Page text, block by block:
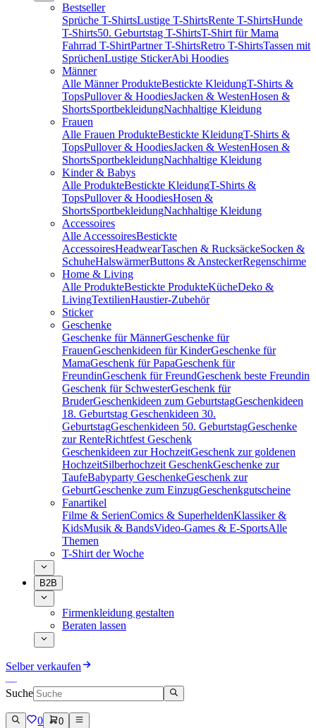
Bestseller
Sprüche T-ShirtsLustige T-ShirtsRente T-ShirtsHunde
T-Shirts50. Geburtstag T-ShirtsT-Shirt für Mama
Fahrrad T-ShirtPartner T-ShirtsRetro T-ShirtsTassen mit
SprüchenLustige StickerAbi Hoodies
Männer
Alle Männer ProdukteBestickte KleidungT-Shirts &
TopsPullover & HoodiesJacken & WestenHosen &
ShortsSportbekleidungNachhaltige Kleidung
Frauen
Alle Frauen ProdukteBestickte KleidungT-Shirts &
TopsPullover & HoodiesJacken & WestenHosen &
ShortsSportbekleidungNachhaltige Kleidung
Kinder & Babys
Alle ProdukteBestickte KleidungT-Shirts &
TopsPullover & HoodiesHosen &
ShortsSportbekleidungNachhaltige Kleidung
Accessoires
Alle AccessoiresBestickte
AccessoiresHeadwearTaschen & RucksäckeSocken &
SchuheHalswärmerButtons & AnsteckerRegenschirme
Home & Living
Alle ProdukteBestickte ProdukteKücheDeko &
LivingTextilienHaustier-Zubehör
Sticker
Geschenke
Geschenke für MännerGeschenke für
FrauenGeschenkideen für KinderGeschenke für
MamaGeschenk für PapaGeschenk für
FreundinGeschenk für FreundGeschenk beste Freundin
Geschenk für SchwesterGeschenk für
BruderGeschenkideen zum GeburtstagGeschenkideen
18. Geburtstag Geschenkideen 30.
GeburtstagGeschenkideen 50. GeburtstagGeschenke
zur RenteRichtfest Geschenk
Geschenkideen zur HochzeitGeschenk zur goldenen
HochzeitSilberhochzeit GeschenkGeschenke zur
TaufeBabyparty GeschenkeGeschenk zur
GeburtGeschenke zum EinzugGeschenkgutscheine
Fanartikel
Filme & SerienComics & SuperheldenKlassiker &
KidsMusik & BandsVideo-Games & E-SportsAlle
Themen
T-Shirt der Woche
B2B
Firmenkleidung gestalten
Beraten lassen
Selber verkaufen
Suche
0 0